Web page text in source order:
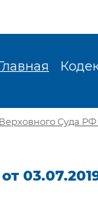
Суда РФ